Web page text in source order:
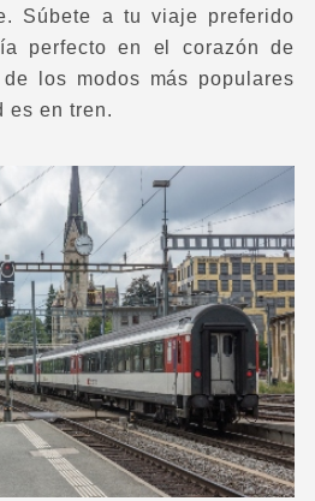
Súbete a tu viaje preferido
perfecto en el corazón de
los modos más populares
es en tren.